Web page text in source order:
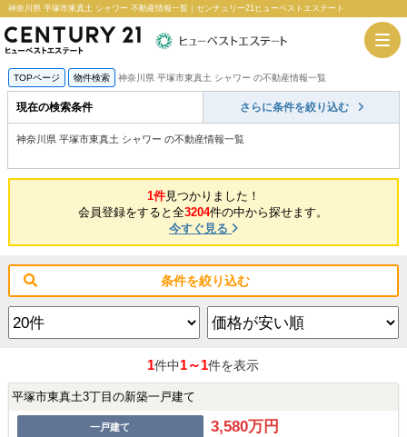
神奈川県 平塚市東真土 シャワー 不動産情報一覧｜センチュリー21ヒューベストエステート
TOPページ 物件検索 神奈川県 平塚市東真土 シャワー の不動産情報一覧
現在の検索条件 さらに条件を絞り込む
神奈川県 平塚市東真土 シャワー の不動産情報一覧
1件見つかりました！
会員登録をすると全3204件の中から探せます。
今すぐ見る
条件を絞り込む
1件中1～1件を表示
平塚市東真土3丁目の新築一戸建て
一戸建て 3,580万円